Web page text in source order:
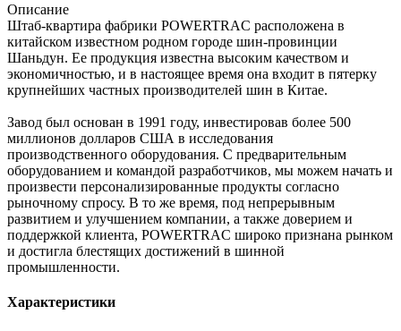
Описание
Штаб-квартира фабрики POWERTRAC расположена в
китайском известном родном городе шин-провинции
Шаньдун. Ее продукция известна высоким качеством и
экономичностью, и в настоящее время она входит в пятерку
крупнейших частных производителей шин в Китае.
Завод был основан в 1991 году, инвестировав более 500
миллионов долларов США в исследования
производственного оборудования. С предварительным
оборудованием и командой разработчиков, мы можем начать и
произвести персонализированные продукты согласно
рыночному спросу. В то же время, под непрерывным
развитием и улучшением компании, а также доверием и
поддержкой клиента, POWERTRAC широко признана рынком
и достигла блестящих достижений в шинной
промышленности.
Характеристики